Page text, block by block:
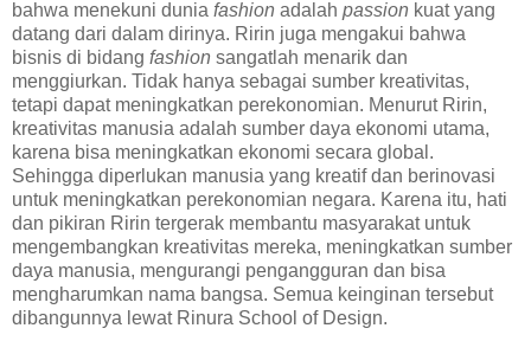
bahwa menekuni dunia fashion adalah passion kuat yang
datang dari dalam dirinya. Ririn juga mengakui bahwa
bisnis di bidang fashion sangatlah menarik dan
menggiurkan. Tidak hanya sebagai sumber kreativitas,
tetapi dapat meningkatkan perekonomian. Menurut Ririn,
kreativitas manusia adalah sumber daya ekonomi utama,
karena bisa meningkatkan ekonomi secara global.
Sehingga diperlukan manusia yang kreatif dan berinovasi
untuk meningkatkan perekonomian negara. Karena itu, hati
dan pikiran Ririn tergerak membantu masyarakat untuk
mengembangkan kreativitas mereka, meningkatkan sumber
daya manusia, mengurangi pengangguran dan bisa
mengharumkan nama bangsa. Semua keinginan tersebut
dibangunnya lewat Rinura School of Design.